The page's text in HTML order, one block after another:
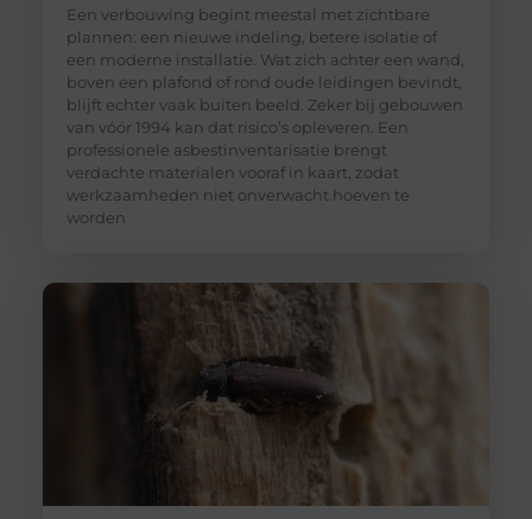
Een verbouwing begint meestal met zichtbare
plannen: een nieuwe indeling, betere isolatie of
een moderne installatie. Wat zich achter een wand,
boven een plafond of rond oude leidingen bevindt,
blijft echter vaak buiten beeld. Zeker bij gebouwen
van vóór 1994 kan dat risico’s opleveren. Een
professionele asbestinventarisatie brengt
verdachte materialen vooraf in kaart, zodat
werkzaamheden niet onverwacht hoeven te
worden